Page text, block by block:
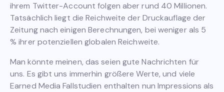
ihrem Twitter-Account folgen aber rund 40 Millionen.
Tatsächlich liegt die Reichweite der Druckauflage der
Zeitung nach einigen Berechnungen, bei weniger als 5
% ihrer potenziellen globalen Reichweite.
Man könnte meinen, das seien gute Nachrichten für
uns. Es gibt uns immerhin größere Werte, und viele
Earned Media Fallstudien enthalten nun Impressions als